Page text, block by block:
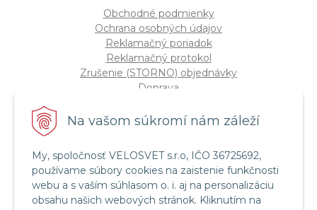
Na vašom súkromí nám záleží
My, spoločnosť VELOSVET s.r.o, IČO 36725692,
používame súbory cookies na zaistenie funkčnosti
webu a s vaším súhlasom o. i. aj na personalizáciu
obsahu našich webových stránok. Kliknutím na
Obchodné podmienky
Ochrana osobných údajov
Reklamačný poriadok
Reklamačný protokol
Zrušenie (STORNO) objednávky
Doprava
Štatút súťaže "Vianoce 2025"
Servis a služby
Servis bicyklov a elektrobicyklov
Retül Bike Fit